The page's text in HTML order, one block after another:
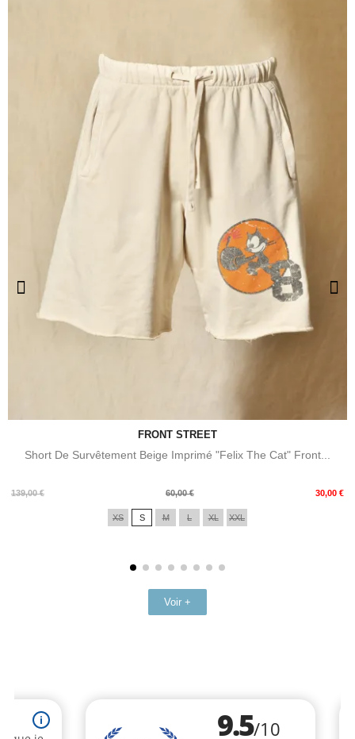
FRONT STREET
Short De Survêtement Beige Imprimé "Felix The Cat" Front...
139,00 €
Prix
60,00 € 30,00 €
Prix
XS S M L XL XXL
Voir +